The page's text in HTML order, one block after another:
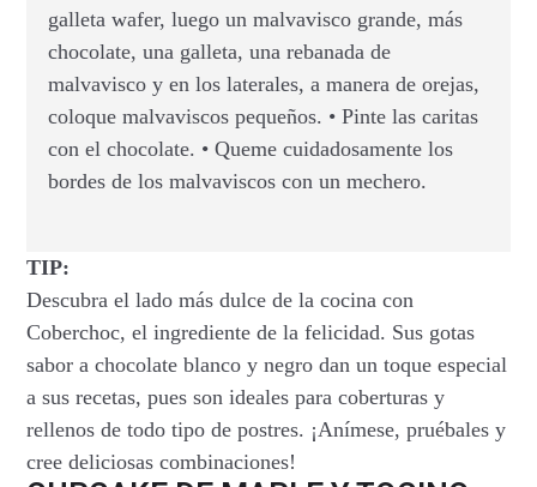
galleta wafer, luego un malvavisco grande, más
chocolate, una galleta, una rebanada de
malvavisco y en los laterales, a manera de orejas,
coloque malvaviscos pequeños. • Pinte las caritas
con el chocolate. • Queme cuidadosamente los
bordes de los malvaviscos con un mechero.
TIP:
Descubra el lado más dulce de la cocina con
Coberchoc, el ingrediente de la felicidad. Sus gotas
sabor a chocolate blanco y negro dan un toque especial
a sus recetas, pues son ideales para coberturas y
rellenos de todo tipo de postres. ¡Anímese, pruébales y
cree deliciosas combinaciones!